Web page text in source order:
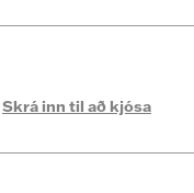
Skrá inn til að kjósa